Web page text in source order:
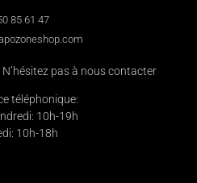
85 61 47
pas à nous contacter
téléphonique:
10h-19h
10h-18h